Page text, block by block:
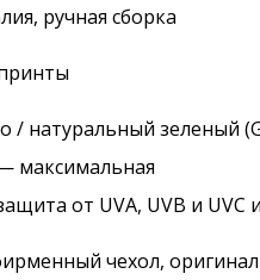
ручная сборка
/ натуральный зеленый
максимальная
от UVA, UVB и UVC
чехол,